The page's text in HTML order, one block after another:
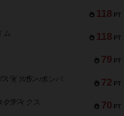
118 PT
118 PT
ム
79 PT
72 PT
：イスラ・ボンバ
70 PT
クティクス